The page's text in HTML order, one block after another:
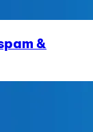
&